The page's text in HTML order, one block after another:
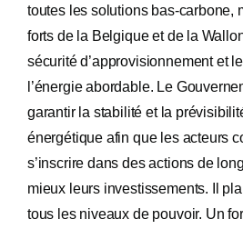
toutes les solutions bas-carbone,
forts de la Belgique et de la
sécurité d’approvisionnement et
l’énergie abordable. Le
garantir la stabilité et la
énergétique afin que les acteurs
s’inscrire dans des actions de
mieux leurs investissements. Il
tous les niveaux de pouvoir. Un